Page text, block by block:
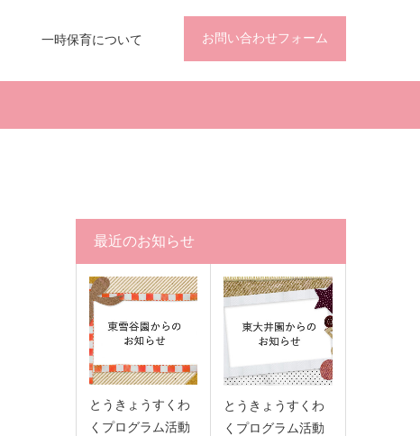
お問い合わせフォーム
一時保育について
最近のお知らせ
とうきょうすくわ
くプログラム活動
とうきょうすくわ
くプログラム活動